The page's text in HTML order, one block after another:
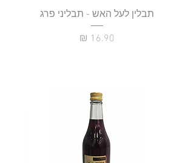
תבלין לעל האש - תבליני פרג
מחיר